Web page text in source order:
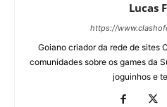
Lucas
https://
Goiano criador da rede de sites
comunidades sobre os games da
joguinhos e